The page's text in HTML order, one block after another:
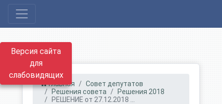
Версия сайта
для
слабовидящих
Главная
Совет депутатов
Решения совета
Решения 2018
РЕШЕНИЕ от 27.12.2018 ...